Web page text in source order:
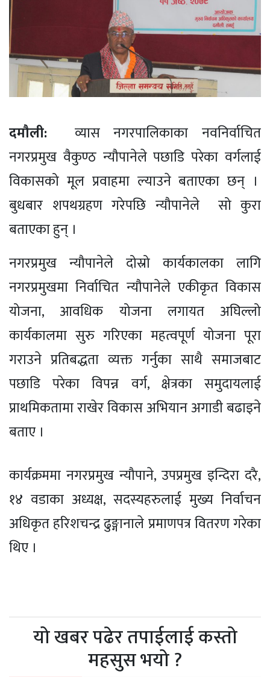
दमाैली:
व्यास नगरपालिकाका नवनिर्वाचित
नगरप्रमुख वैकुण्ठ न्यौपानेले पछाडि परेका वर्गलाई
विकासको मूल प्रवाहमा ल्याउने बताएका छन् ।
बुधबार शपथग्रहण गरेपछि न्यौपानेले सो कुरा
बताएका हुन् ।
नगरप्रमुख न्यौपानेले दोस्रो कार्यकालका लागि
नगरप्रमुखमा निर्वाचित न्यौपानेले एकीकृत विकास
योजना, आवधिक योजना लगायत अघिल्लो
कार्यकालमा सुरु गरिएका महत्वपूर्ण योजना पूरा
गराउने प्रतिबद्धता व्यक्त गर्नुका साथै समाजबाट
पछाडि परेका विपन्न वर्ग, क्षेत्रका समुदायलाई
प्राथमिकतामा राखेर विकास अभियान अगाडी बढाइने
बताए ।
कार्यक्रममा नगरप्रमुख न्यौपाने, उपप्रमुख इन्दिरा दरै,
१४ वडाका अध्यक्ष, सदस्यहरुलाई मुख्य निर्वाचन
अधिकृत हरिशचन्द्र ढुङ्गानाले प्रमाणपत्र वितरण गरेका
थिए ।
यो खबर पढेर तपाईलाई कस्तो
महसुस भयो ?